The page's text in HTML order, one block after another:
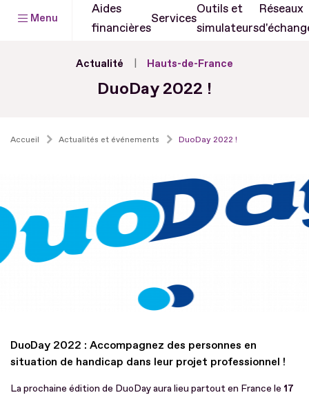
Menu
Aides
financières
Services
Outils et
simulateurs
Réseaux
Actualité Hauts-de-France
DuoDay 2022 !
Accueil Actualités et événements DuoDay 2022 !
DuoDay 2022 : Accompagnez des personnes en
situation de handicap dans leur projet professionnel !
La prochaine édition de DuoDay aura lieu partout en France le 17